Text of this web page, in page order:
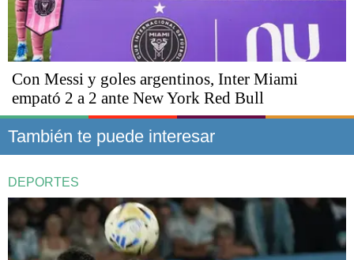
Con Messi y goles argentinos, Inter Miami
empató 2 a 2 ante New York Red Bull
También te puede interesar
DEPORTES